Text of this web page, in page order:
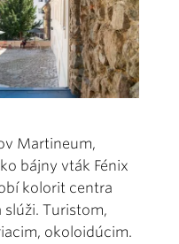
Martineum,
bájny vták Fénix
kolorit centra
slúži. Turistom,
okoloidúcim.